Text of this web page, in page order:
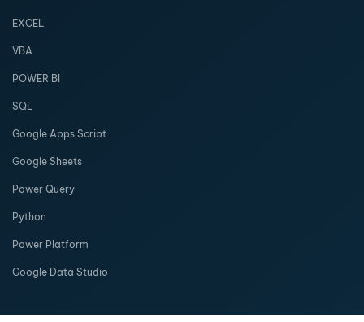
EXCEL
VBA
POWER BI
SQL
Google Apps Script
Google Sheets
Power Query
Python
Power Platform
Google Data Studio